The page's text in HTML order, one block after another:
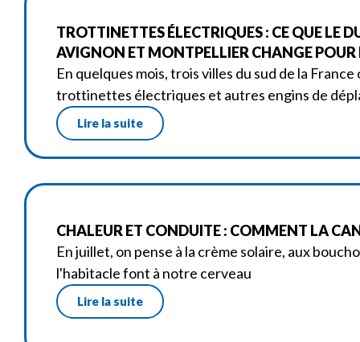
TROTTINETTES ÉLECTRIQUES : CE QUE LE
AVIGNON ET MONTPELLIER CHANGE POUR
En quelques mois, trois villes du sud de la
trottinettes électriques et autres engins de
Lire la suite
CHALEUR ET CONDUITE : COMMENT LA
En juillet, on pense à la crème solaire, aux
l'habitacle font à notre cerveau
Lire la suite